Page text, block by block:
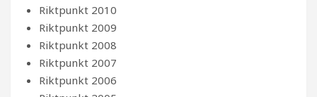
Riktpunkt 2010
Riktpunkt 2009
Riktpunkt 2008
Riktpunkt 2007
Riktpunkt 2006